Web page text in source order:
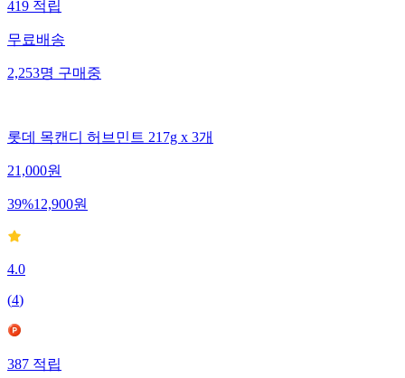
419적립
무료배송
2,253명구매중
롯데 목캔디 허브민트 217g x 3개
21,000원
39%12,900원
4.0
(4)
387적립